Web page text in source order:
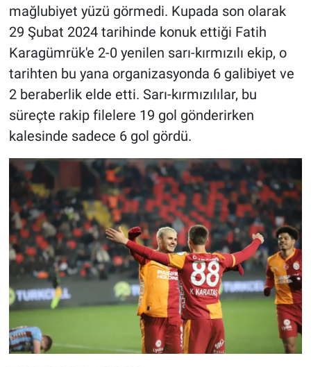
mağlubiyet yüzü görmedi. Kupada son olarak
29 Şubat 2024 tarihinde konuk ettiği Fatih
Karagümrük'e 2-0 yenilen sarı-kırmızılı ekip, o
tarihten bu yana organizasyonda 6 galibiyet ve
2 beraberlik elde etti. Sarı-kırmızılılar, bu
süreçte rakip filelere 19 gol gönderirken
kalesinde sadece 6 gol gördü.